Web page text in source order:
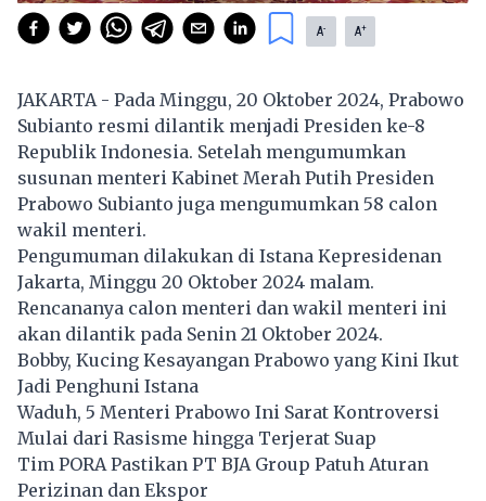
A- A+
JAKARTA - Pada Minggu, 20 Oktober 2024, Prabowo
Subianto resmi dilantik menjadi Presiden ke-8
Republik Indonesia. Setelah mengumumkan
susunan menteri Kabinet Merah Putih Presiden
Prabowo Subianto juga mengumumkan 58 calon
wakil menteri.
Pengumuman dilakukan di Istana Kepresidenan
Jakarta, Minggu 20 Oktober 2024 malam.
Rencananya calon menteri dan wakil menteri ini
akan dilantik pada Senin 21 Oktober 2024.
Bobby, Kucing Kesayangan Prabowo yang Kini Ikut
Jadi Penghuni Istana
Waduh, 5 Menteri Prabowo Ini Sarat Kontroversi
Mulai dari Rasisme hingga Terjerat Suap
Tim PORA Pastikan PT BJA Group Patuh Aturan
Perizinan dan Ekspor